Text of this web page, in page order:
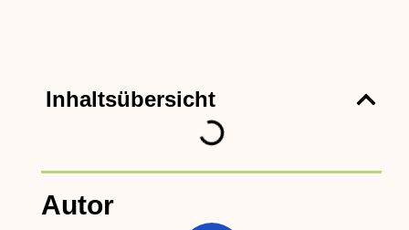
Inhaltsübersicht
Autor